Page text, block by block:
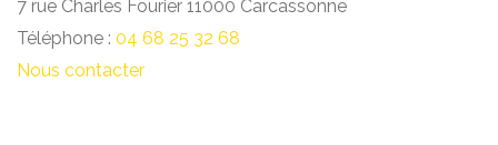
7 rue Charles Fourier 11000 Carcassonne
Téléphone : 04 68 25 32 68
Nous contacter